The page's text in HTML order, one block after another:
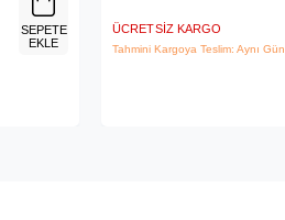
SEPETE
EKLE
ÜCRETSIZ KARGO
Tahmini Kargoya Teslim: Aynı Gün